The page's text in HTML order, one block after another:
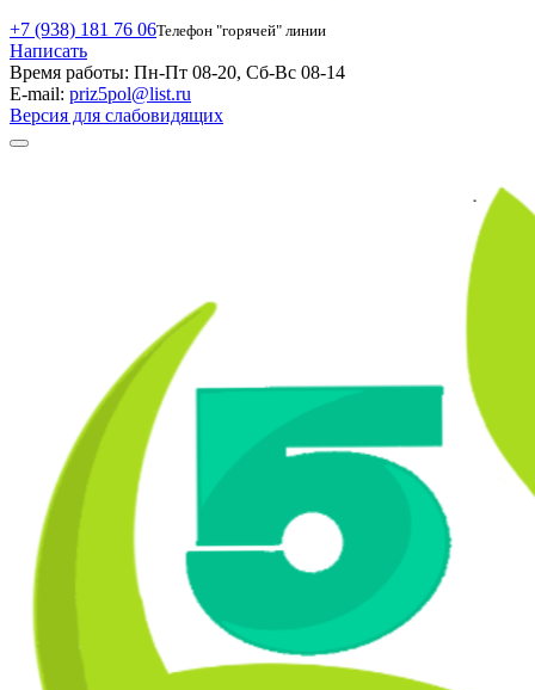
+7 (938) 181 76 06Телефон "горячей" линии
Написать
Время работы: Пн-Пт 08-20, Сб-Вс 08-14
E-mail: priz5pol@list.ru
Версия для слабовидящих